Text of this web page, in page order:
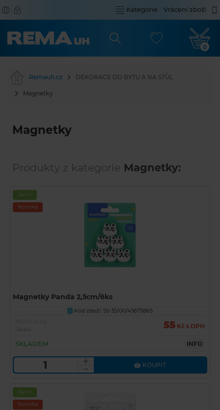
Kategorie Vrácení zboží
0
Remauh.cz DEKORACE DO BYTU A NA STŮL
Magnetky
Magnetky
Produkty z kategorie Magnetky:
Akční
Novinka
Magnetky Panda 2,5cm/6ks
U
Kód zboží: 55-35/00/43675865
55 Kč s DPH
SKLADEM INFO
KOUPIT
Akční
Novinka